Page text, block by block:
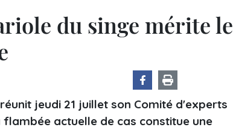
du singe mérite le
jeudi 21 juillet son Comité d'experts
actuelle de cas constitue une